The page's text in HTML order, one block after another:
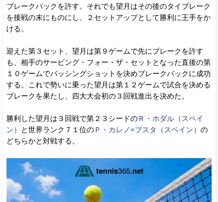
ブレークバックを許す。それでも望月はその後のタイブレーク
を接戦の末にものにし、２セットアップとして勝利に王手をか
ける。
迎えた第３セット、望月は第９ゲームで先にブレークを許す
も、相手のサービング・フォー・ザ・セットとなった直後の第
１０ゲームでパッシングショットを決めブレークバックに成功
する。これで勢いに乗った望月は第１２ゲームで試合を決める
ブレークを果たし、四大大会初の３回戦進出を決めた。
勝利した望月は３回戦で第２３シードのＲ・ホダル（スペイ
ン）
と世界ランク７１位の Ｐ・カレノ=ブスタ（スペイン） の
どちらかと対戦する。